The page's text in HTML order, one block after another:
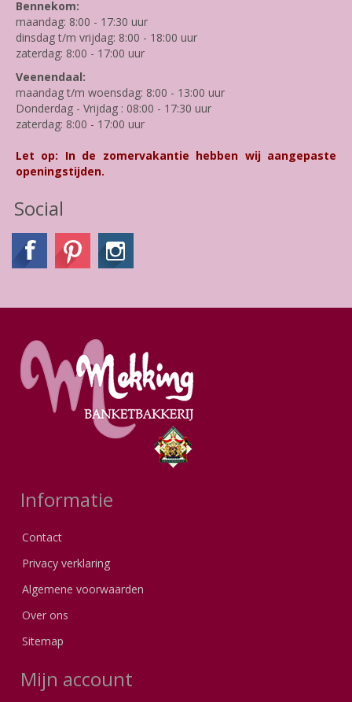
Bennekom:
maandag: 8:00 - 17:30 uur
dinsdag t/m vrijdag: 8:00 - 18:00 uur
zaterdag: 8:00 - 17:00 uur
Veenendaal:
maandag t/m woensdag: 8:00 - 13:00 uur
Donderdag - Vrijdag : 08:00 - 17:30 uur
zaterdag: 8:00 - 17:00 uur
Let op: In de zomervakantie hebben wij aangepaste
openingstijden.
Social
Informatie
Contact
Privacy verklaring
Algemene voorwaarden
Over ons
Sitemap
Mijn account